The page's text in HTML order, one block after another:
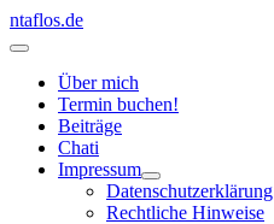
Zum
Inhalt
ntaflos.de
Hauptmenü
Über mich
Termin buchen!
Beiträge
Chati
Impressum
Datenschutzerklärung
Rechtliche Hinweise